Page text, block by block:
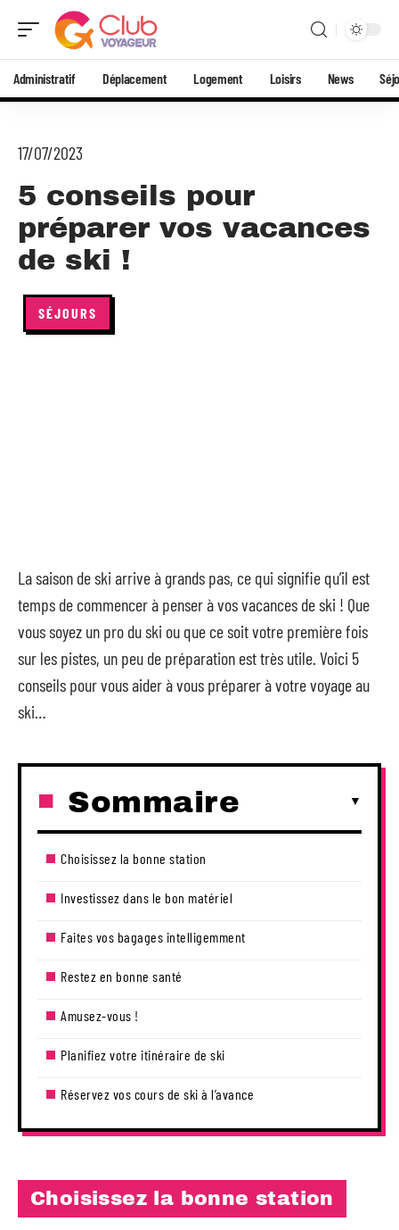
Administratif Déplacement Logement Loisirs News
17/07/2023
5 conseils pour
préparer vos vacances
de ski !
SÉJOURS
La saison de ski arrive à grands pas, ce qui signifie qu’il est
temps de commencer à penser à vos vacances de ski ! Que
vous soyez un pro du ski ou que ce soit votre première fois
sur les pistes, un peu de préparation est très utile. Voici 5
conseils pour vous aider à vous préparer à votre voyage au
ski…
Sommaire
Choisissez la bonne station
Investissez dans le bon matériel
Faites vos bagages intelligemment
Restez en bonne santé
Amusez-vous !
Planifiez votre itinéraire de ski
Réservez vos cours de ski à l’avance
Choisissez la bonne station